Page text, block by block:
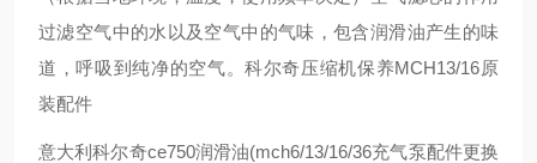
过滤空气中的水以及空气中的气味，包含润滑油产生的味
道，呼吸到纯净的空气。科尔奇压缩机保养MCH13/16原
装配件
意大利科尔奇ce750润滑油(mch6/13/16/36充气泵配件更换